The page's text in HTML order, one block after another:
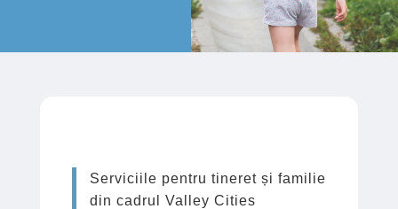
Serviciile pentru tineret și familie
din cadrul Valley Cities